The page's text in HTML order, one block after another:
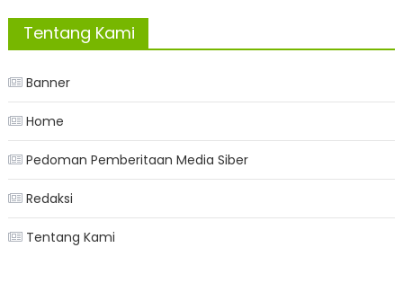
Tentang Kami
Banner
Home
Pedoman Pemberitaan Media Siber
Redaksi
Tentang Kami